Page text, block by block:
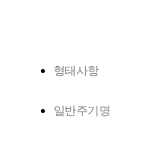
형태사항
일반주기명